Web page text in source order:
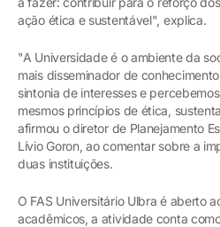
ação ética e sustentável", explica.
"A Universidade é o ambiente da
mais disseminador de
sintonia de interesses e
mesmos princípios de ética,
afirmou o diretor de Planejamento
Lívio Goron, ao comentar sobre a
duas instituições.
O FAS Universitário Ulbra é aberto
acadêmicos, a atividade conta